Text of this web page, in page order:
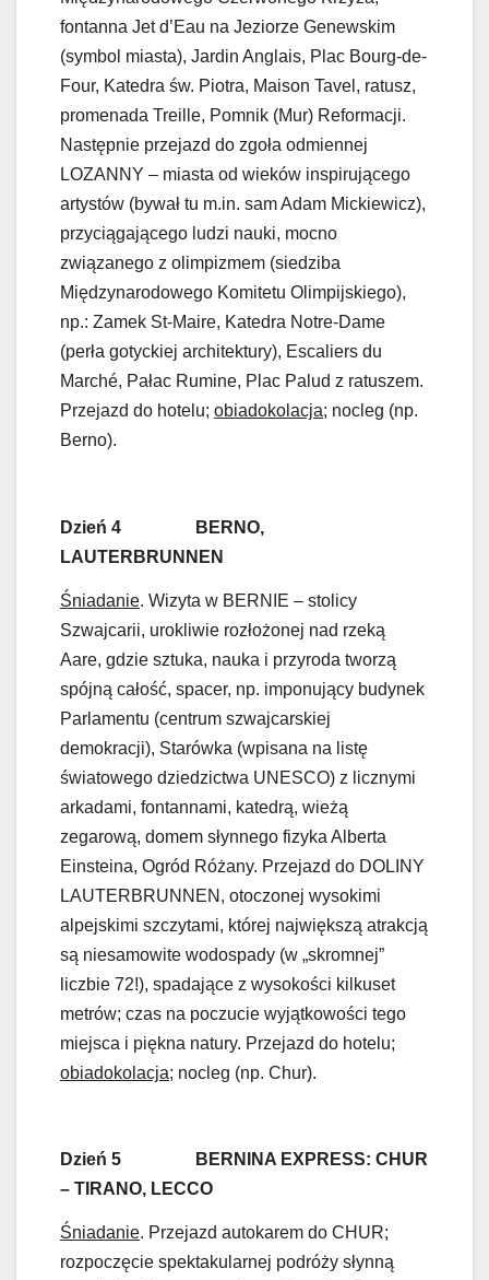
fontanna Jet d’Eau na Jeziorze Genewskim
(symbol miasta), Jardin Anglais, Plac Bourg-de-
Four, Katedra św. Piotra, Maison Tavel, ratusz,
promenada Treille, Pomnik (Mur) Reformacji.
Następnie przejazd do zgoła odmiennej
LOZANNY – miasta od wieków inspirującego
artystów (bywał tu m.in. sam Adam Mickiewicz),
przyciągającego ludzi nauki, mocno
związanego z olimpizmem (siedziba
Międzynarodowego Komitetu Olimpijskiego),
np.: Zamek St-Maire, Katedra Notre-Dame
(perła gotyckiej architektury), Escaliers du
Marché, Pałac Rumine, Plac Palud z ratuszem.
Przejazd do hotelu; obiadokolacja; nocleg (np.
Berno).
Dzień 4 BERNO,
LAUTERBRUNNEN
Śniadanie. Wizyta w BERNIE – stolicy
Szwajcarii, urokliwie rozłożonej nad rzeką
Aare, gdzie sztuka, nauka i przyroda tworzą
spójną całość, spacer, np. imponujący budynek
Parlamentu (centrum szwajcarskiej
demokracji), Starówka (wpisana na listę
światowego dziedzictwa UNESCO) z licznymi
arkadami, fontannami, katedrą, wieżą
zegarową, domem słynnego fizyka Alberta
Einsteina, Ogród Różany. Przejazd do DOLINY
LAUTERBRUNNEN, otoczonej wysokimi
alpejskimi szczytami, której największą atrakcją
są niesamowite wodospady (w „skromnej”
liczbie 72!), spadające z wysokości kilkuset
metrów; czas na poczucie wyjątkowości tego
miejsca i piękna natury. Przejazd do hotelu;
obiadokolacja; nocleg (np. Chur).
Dzień 5 BERNINA EXPRESS: CHUR
– TIRANO, LECCO
Śniadanie. Przejazd autokarem do CHUR;
rozpoczęcie spektakularnej podróży słynną